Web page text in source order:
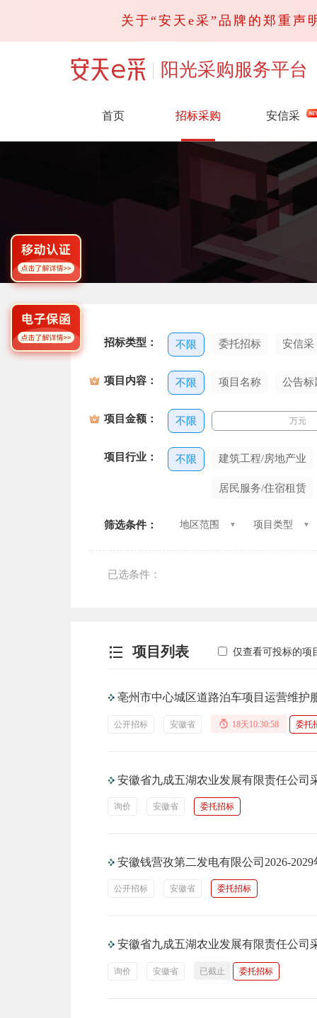
关于“安天e采”品牌的郑重
阳光采购服务平台
首页 招标采购 安信采
招标类型： 不限 委托招标 安信采
项目内容： 不限 项目名称 公告标
项目金额： 不限 万元
项目行业： 不限 建筑工程/房地产业
居民服务/住宿租赁
筛选条件： 地区范围 项目类型
已选条件：
仅查看可投标的项
项目列表
亳州市中心城区道路泊车项目运营维护
公开招标 安徽省 18天10:30:57 委托
安徽省九成五湖农业发展有限责任公司
询价 安徽省 委托招标
安徽钱营孜第二发电有限公司2026-
公开招标 安徽省 委托招标
安徽省九成五湖农业发展有限责任公司
询价 安徽省 已截止 委托招标